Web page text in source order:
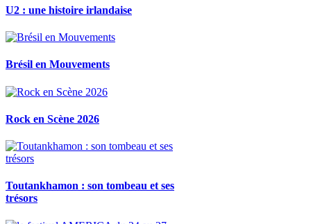
U2 : une histoire irlandaise
Brésil en Mouvements
Rock en Scène 2026
Toutankhamon : son tombeau et ses
trésors